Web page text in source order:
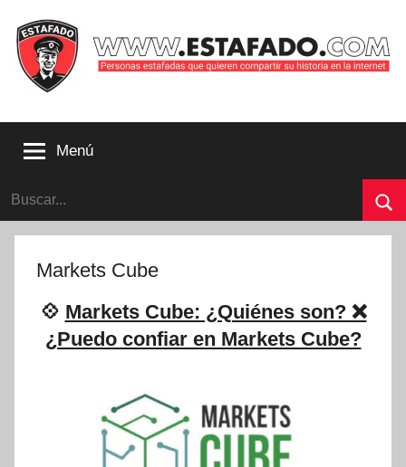
contenido
que
compartir
su
internet
Estafado.com
Menú
Buscar:
Markets Cube
💠 Markets Cube: ¿Quiénes son? ❌
¿Puedo confiar en Markets Cube?